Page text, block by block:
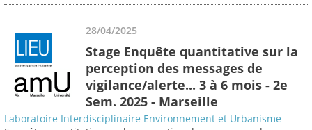
28/04/2025
Stage Enquête quantitative sur la
perception des messages de
vigilance/alerte... 3 à 6 mois - 2e
Sem. 2025 - Marseille
Laboratoire Interdisciplinaire Environnement et Urbanisme